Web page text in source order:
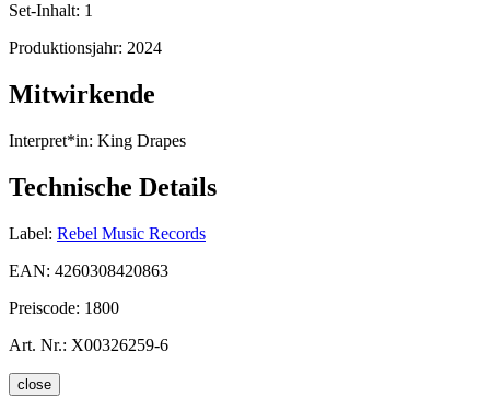
Set-Inhalt: 1
Produktionsjahr: 2024
Mitwirkende
Interpret*in: King Drapes
Technische Details
Label: Rebel Music Records
EAN: 4260308420863
Preiscode: 1800
Art. Nr.: X00326259-6
close